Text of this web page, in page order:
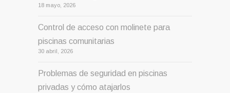
18 mayo, 2026
Control de acceso con molinete para
piscinas comunitarias
30 abril, 2026
Problemas de seguridad en piscinas
privadas y cómo atajarlos